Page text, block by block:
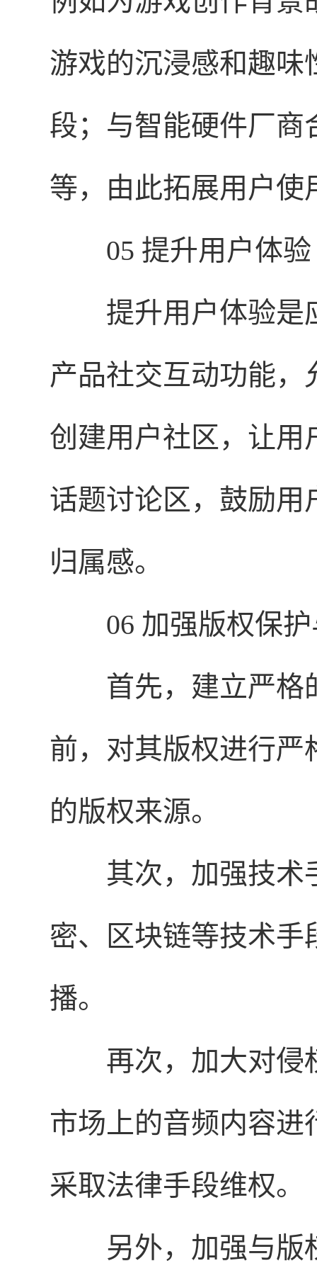
游戏的沉浸感和趣味
段；与智能硬件厂商
等，由此拓展用户使
05 提升用户体验
提升用户体验是
产品社交互动功能
创建用户社区，让用
话题讨论区，鼓励用
归属感。
06 加强版权保
首先，建立严格
前，对其版权进行
的版权来源。
其次，加强技术
密、区块链等技术
播。
再次，加大对侵
市场上的音频内容
采取法律手段维权。
另外，加强与版